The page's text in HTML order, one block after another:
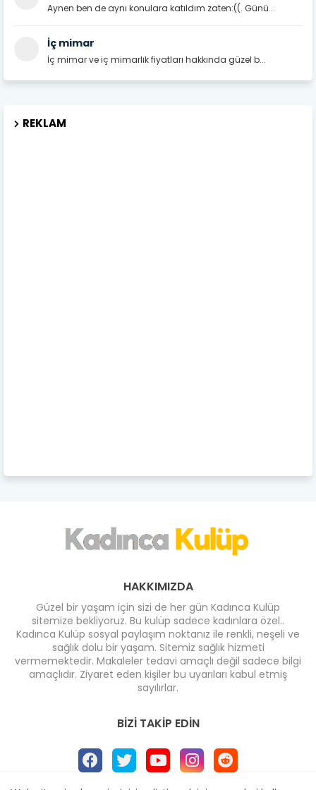
Aynen ben de aynı konulara katıldım zaten:((. Günü...
İç mimar
İç mimar ve iç mimarlık fiyatları hakkında güzel b...
REKLAM
HAKKIMIZDA
Güzel bir yaşam için sizi de her gün Kadınca Kulüp
sitemize bekliyoruz. Bu kulüp sadece kadınlara özel..
Kadınca Kulüp sosyal paylaşım noktanız ile renkli, neşeli ve
sağlık dolu bir yaşam. Sitemiz sağlık hizmeti
vermemektedir. Makaleler tedavi amaçlı değil sadece bilgi
amaçlıdır. Ziyaret eden kişiler bu uyarıları kabul etmiş
sayılırlar.
BIZI TAKIP EDIN